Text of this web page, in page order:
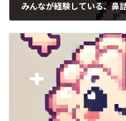
みんなが経験している、鼻